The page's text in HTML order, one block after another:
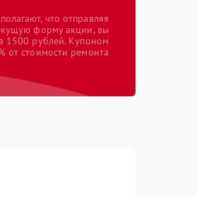
что отправляя
форму акции, вы
1500 рублей. Купоном
от стоимости ремонта